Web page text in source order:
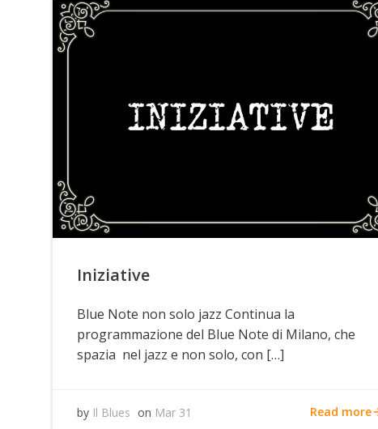
Iniziative
Blue Note non solo jazz Continua la
programmazione del Blue Note di Milano, che
spazia nel jazz e non solo, con […]
by Il Blues on Mar 31 Read more